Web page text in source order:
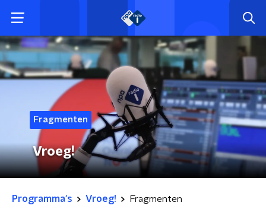
Fragmenten
Vroeg!
Programma's Vroeg! Fragmenten